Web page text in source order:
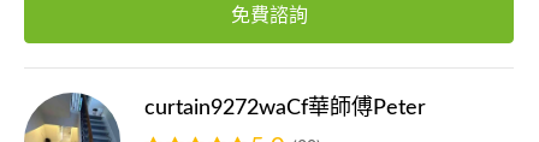
免費諮詢
curtain9272waCf華師傅Peter